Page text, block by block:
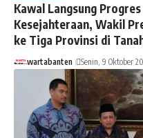
Kawal Langsung
Kesejahteraan, Wakil
ke Tiga Provinsi di
wartabanten Senin, 9 Oktober